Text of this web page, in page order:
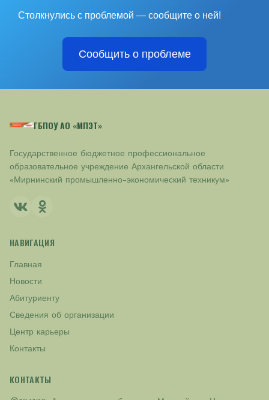
Столкнулись с проблемой — сообщите о ней!
Сообщить о проблеме
ГБПОУ АО «МПЭТ»
Государственное бюджетное профессиональное
образовательное учреждение Архангельской области
«Мирнинский промышленно-экономический техникум»
НАВИГАЦИЯ
Главная
Новости
Абитуриенту
Сведения об организации
Центр карьеры
Контакты
КОНТАКТЫ